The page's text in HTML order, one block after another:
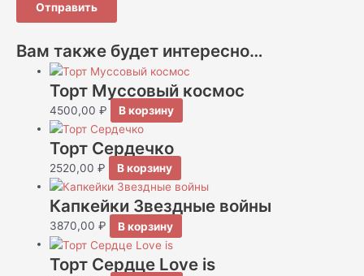
Вам также будет интересно…
Торт Муссовый космос
4500,00₽ В корзину
Торт Сердечко
2520,00₽ В корзину
Капкейки Звездные войны
3870,00₽ В корзину
Торт Сердце Love is